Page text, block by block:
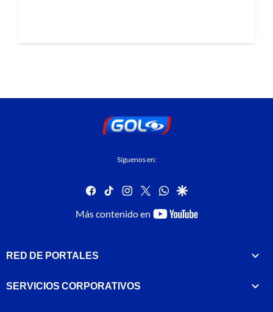
Síguenos en:
facebook
tiktok instagram
twitterwhatsapp
google
Más contenido en
youtube-
RED DE PORTALES
SERVICIOS CORPORATIVOS